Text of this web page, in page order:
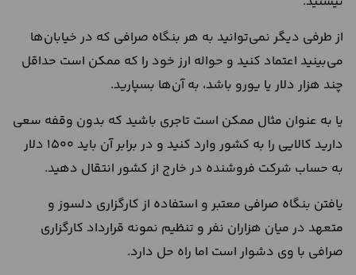
از طرفی دیگر نمی‌توانید به هر بنگاه صرافی که در خیابان‌ها
می‌بینید اعتماد کنید و حواله ارز خود را که ممکن است حداقل
چند هزار دلار یا یورو باشد، به آن‌ها بسپارید.
یا به عنوان مثال ممکن است تاجری باشید که بدون وقفه سعی
دارید کالایی را به کشور وارد کنید و در برابر آن باید 1500 دلار
به حساب شرکت فروشنده در خارج از کشور انتقال دهید.
یافتن بنگاه صرافی معتبر و استفاده از کارگزاری دلسوز و
متعهد در میان هزاران نفر و تنظیم نمونه قرارداد کارگزاری
صرافی با وی دشوار است اما راه حل دارد.